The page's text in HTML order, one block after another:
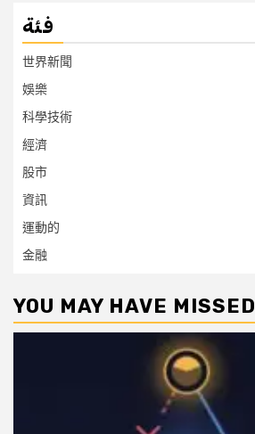
فئة
世界新聞
娛樂
科學技術
經濟
股市
資訊
運動的
金融
YOU MAY HAVE MISSED